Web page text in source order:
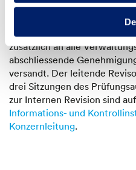
Revisionsergebnisse mit
zu dessen Amtsdauer sind
Bericht zur Schlussrevision
zusätzlich an alle
abschliessende
versandt. Der leitende
drei Sitzungen des
zur Internen Revision sind
Informations- und
Konzernleitung.